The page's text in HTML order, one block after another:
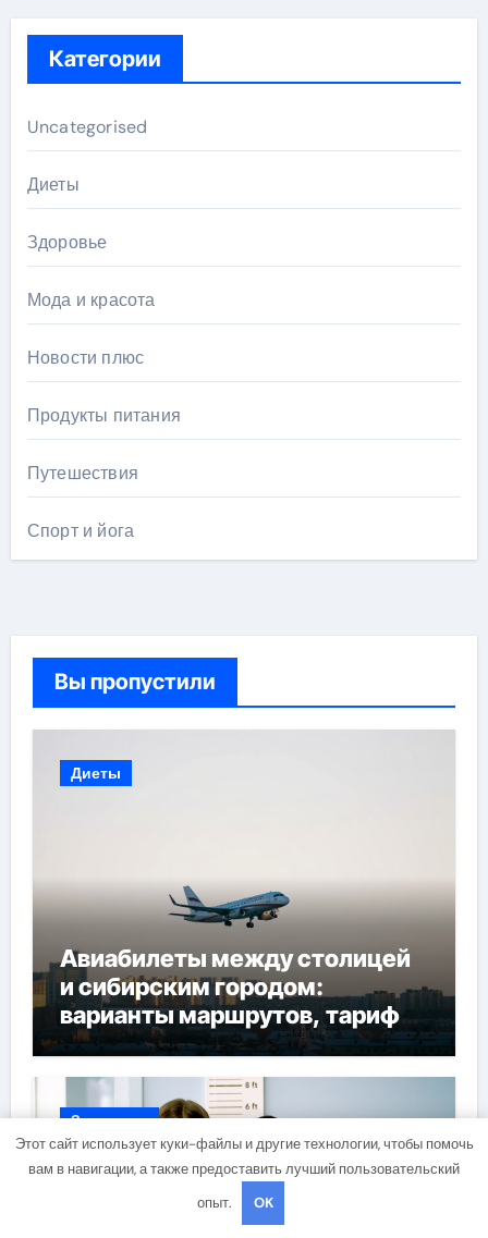
Категории
Uncategorised
Диеты
Здоровье
Мода и красота
Новости плюс
Продукты питания
Путешествия
Спорт и йога
Вы пропустили
Диеты
Авиабилеты между столицей
и сибирским городом:
варианты маршрутов, тарифы
и советы по планированию
поездки
Здоровье
Этот сайт использует куки-файлы и другие технологии, чтобы помочь
вам в навигации, а также предоставить лучший пользовательский
опыт.
OK